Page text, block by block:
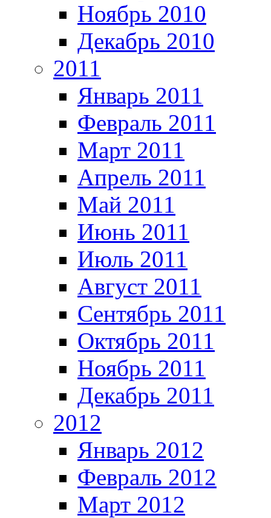
Ноябрь 2010
Декабрь 2010
2011
Январь 2011
Февраль 2011
Март 2011
Апрель 2011
Май 2011
Июнь 2011
Июль 2011
Август 2011
Сентябрь 2011
Октябрь 2011
Ноябрь 2011
Декабрь 2011
2012
Январь 2012
Февраль 2012
Март 2012